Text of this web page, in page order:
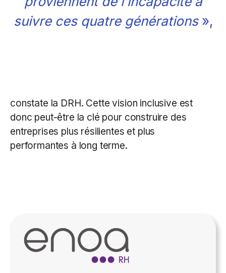
suivre ces quatre générations»,
constate la DRH. Cette vision inclusive est
donc peut-être la clé pour construire des
entreprises plus résilientes et plus
performantes à long terme.